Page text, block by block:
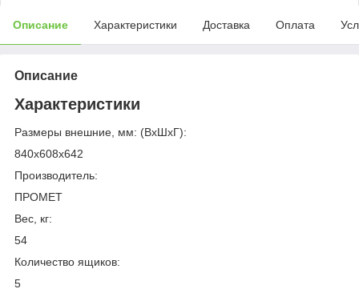
Описание Характеристики Доставка Оплата
Описание
Характеристики
Размеры внешние, мм: (ВxШxГ):
840x608x642
Производитель:
ПРОМЕТ
Вес, кг:
54
Количество ящиков:
5